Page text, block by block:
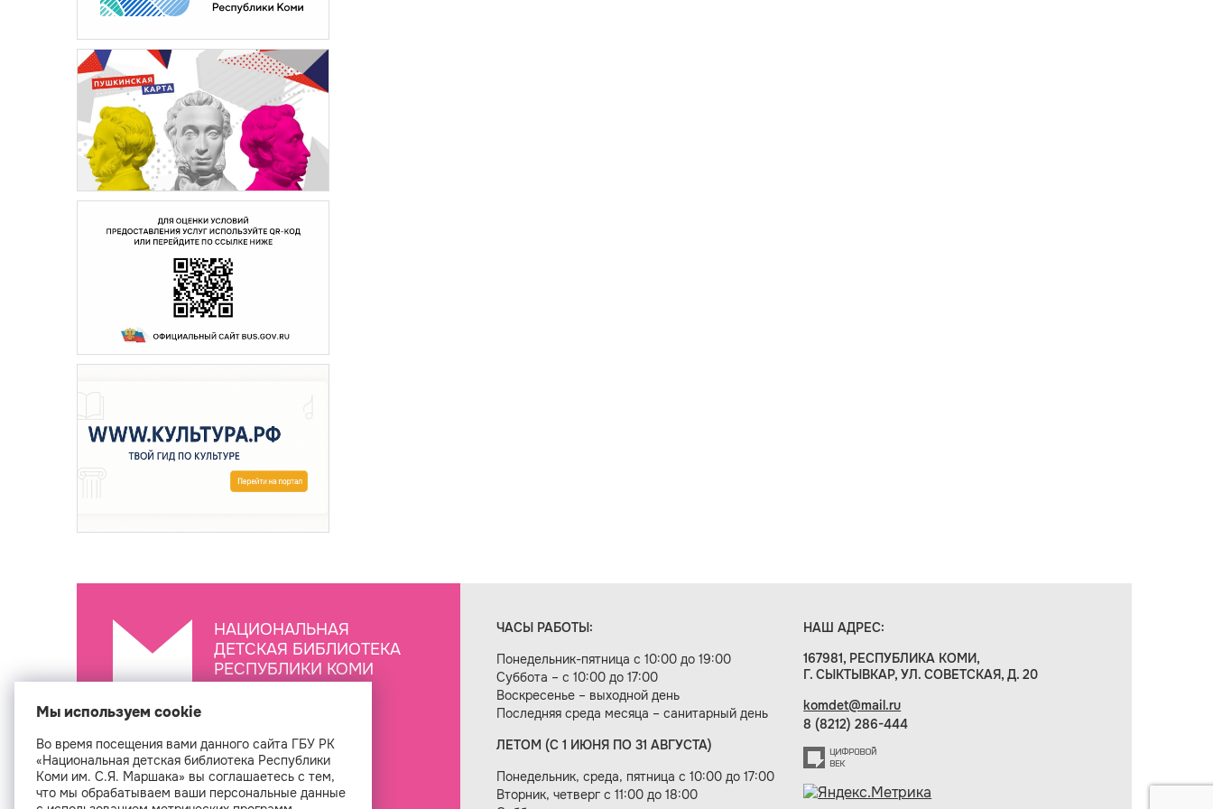
НАЦИОНАЛЬНАЯ
ДЕТСКАЯ БИБЛИОТЕКА
РЕСПУБЛИКИ КОМИ
ЧАСЫ РАБОТЫ:
Понедельник-пятница с 10:00 до 19:00
Суббота – с 10:00 до 17:00
Воскресенье – выходной день
Последняя среда месяца – санитарный день
ЛЕТОМ (С 1 ИЮНЯ ПО 31 АВГУСТА)
Понедельник, среда, пятница с 10:00 до 17:00
Вторник, четверг с 11:00 до 18:00
НАШ АДРЕС:
167981, РЕСПУБЛИКА КОМИ,
Г. СЫКТЫВКАР, УЛ. СОВЕТСКАЯ, Д. 20
komdet@mail.ru
8 (8212) 286-444
Создание сайта — веб-студия «Цифровой век»
Мы используем cookie
Во время посещения вами данного сайта ГБУ РК
«Национальная детская библиотека Республики
Коми им. С.Я. Маршака» вы соглашаетесь с тем,
что мы обрабатываем ваши персональные данные